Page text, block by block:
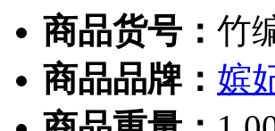
商品货号： 竹
商品品牌： 嫔